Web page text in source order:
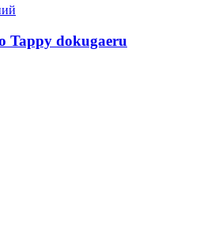
Tappy dokugaeru